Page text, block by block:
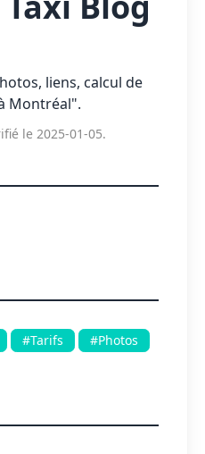
liens, calcul de
Montréal".
le 2025-01-05.
#Tarifs
#Photos